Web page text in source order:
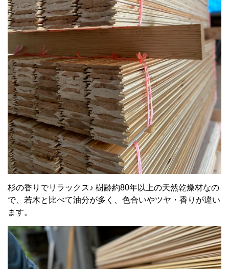
杉の香りでリラックス♪ 樹齢約80年以上の天然乾燥材なの
で、若木と比べて油分が多く、色合いやツヤ・香りが違い
ます。